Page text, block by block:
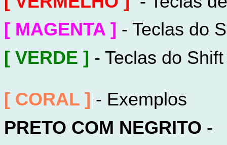
[ MAGENTA ] - Teclas do
[ VERDE ] - Teclas do
[ CORAL ] - Exemplos
PRETO COM NEGRITO -